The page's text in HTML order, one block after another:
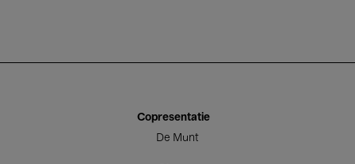
Copresentatie
De Munt